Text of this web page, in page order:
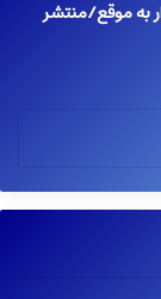
به موقع/منتشر